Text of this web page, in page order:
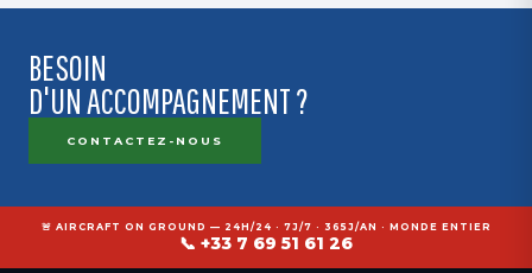
BESOIN
D'UN ACCOMPAGNEMENT ?
CONTACTEZ-NOUS
🚨 AIRCRAFT ON GROUND — 24H/24 · 7J/7 · 365J/AN · MONDE ENTIER
📞 +33 7 69 51 61 26